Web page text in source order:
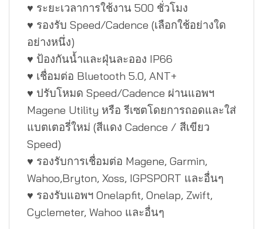
♥ ระยะเวลาการใช้งาน 500 ชั่วโมง
♥ รองรับ Speed/Cadence (เลือกใช้อย่างใด
อย่างหนึ่ง)
♥ ป้องกันน้ำและฝุ่นละออง IP66
♥ เชื่อมต่อ Bluetooth 5.0, ANT+
♥ ปรับโหมด Speed/Cadence ผ่านแอพฯ
Magene Utility หรือ รีเซตโดยการถอดและใส่
แบตเตอรี่ใหม่ (สีแดง Cadence / สีเขียว
Speed)
♥ รองรับการเชื่อมต่อ Magene, Garmin,
Wahoo,Bryton, Xoss, IGPSPORT และอื่นๆ
♥ รองรับแอพฯ Onelapfit, Onelap, Zwift,
Cyclemeter, Wahoo และอื่นๆ